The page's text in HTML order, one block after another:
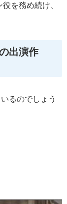
を務め続け、
出演作
るのでしょう